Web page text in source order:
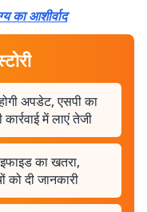
का आशीर्वाद
अपडेट, एसपी का
में लाएं तेजी
का खतरा,
दी जानकारी